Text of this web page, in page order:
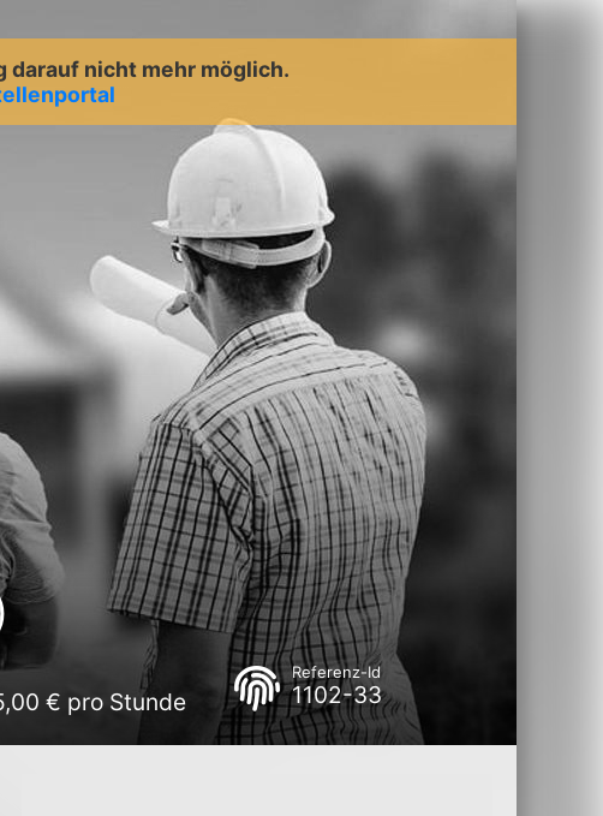
darauf nicht mehr möglich.
€ pro Stunde
Referenz-Id
1102-33